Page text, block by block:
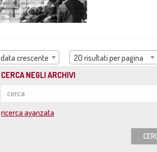
data crescente
20 risultati per pagina
CERCA NEGLI ARCHIVI
ricerca avanzata